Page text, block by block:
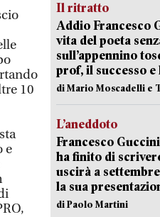
10
e
Il ritratto
Addio Francesco
vita del poeta
sull’appennino
prof, il successo e
di Mario Moscadelli e
L’aneddoto
Francesco
ha finito di
uscirà a
la sua
di Paolo Martini